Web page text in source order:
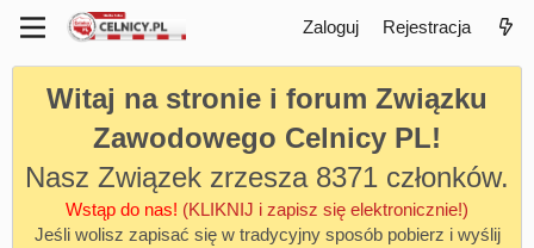
Zaloguj Rejestracja
Witaj na stronie i forum Związku
Zawodowego Celnicy PL!
Nasz Związek zrzesza 8371 członków.
Wstąp do nas! (KLIKNIJ i zapisz się elektronicznie!)
Jeśli wolisz zapisać się w tradycyjny sposób pobierz i wyślij